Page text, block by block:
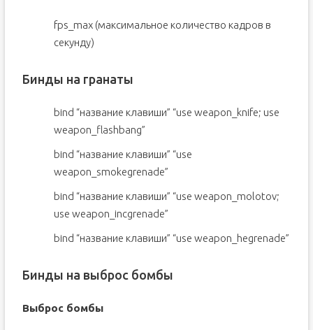
fps_max (максимальное количество кадров в
секунду)
Бинды на гранаты
bind “название клавиши” “use weapon_knife; use
weapon_flashbang”
bind “название клавиши” “use
weapon_smokegrenade”
bind “название клавиши” “use weapon_molotov;
use weapon_incgrenade”
bind “название клавиши” “use weapon_hegrenade”
Бинды на выброс бомбы
Выброс бомбы